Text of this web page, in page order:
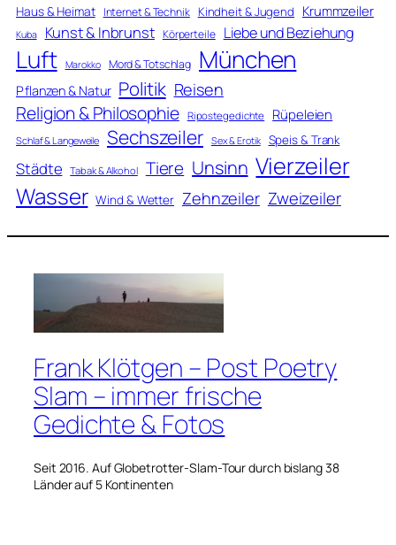
Haus & Heimat Internet & Technik Kindheit & Jugend Krummzeiler
Kuba Kunst & Inbrunst Körperteile Liebe und Beziehung
Luft Marokko Mord & Totschlag München
Pflanzen & Natur Politik Reisen
Religion & Philosophie Ripostegedichte Rüpeleien
Schlaf & Langeweile Sechszeiler Sex & Erotik Speis & Trank
Städte Tabak & Alkohol Tiere Unsinn Vierzeiler
Wasser Wind & Wetter Zehnzeiler Zweizeiler
Frank Klötgen – Post Poetry
Slam – immer frische
Gedichte & Fotos
Seit 2016. Auf Globetrotter-Slam-Tour durch bislang 38
Länder auf 5 Kontinenten